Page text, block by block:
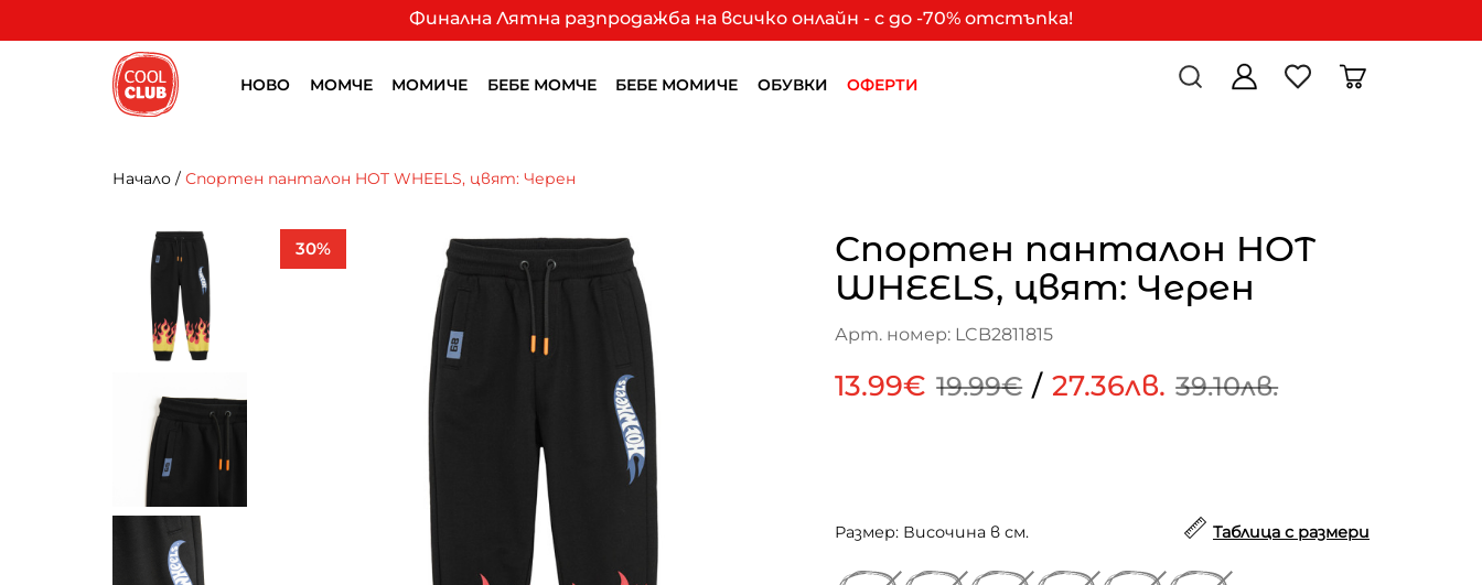
Финална Лятна разпродажба на всичко онлайн - с до -70% отстъпка!
НОВО МОМЧЕ МОМИЧЕ БЕБЕ МОМЧЕ БЕБЕ МОМИЧЕ ОБУВКИ ОФЕРТИ
Начало / Спортен панталон HOT WHEELS, цвят: Черен
30%
Спортен панталон HOT
WHEELS, цвят: Черен
Арт. номер: LCB2811815
13.99€ 19.99€ / 27.36лв. 39.10лв.
Размер: Височина в см. Таблица с размери